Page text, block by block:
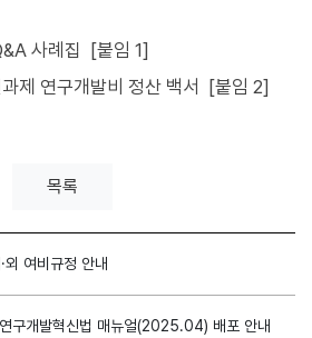
사례집 [붙임 1]
제 연구개발비 정산 백서 [붙임 2]
목록
외 여비규정 안내
구개발혁신법 매뉴얼(2025.04) 배포 안내